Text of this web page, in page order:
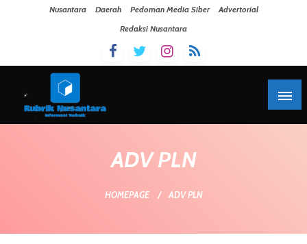
Nusantara Daerah Pedoman Media Siber
Advertorial
Redaksi Nusantara
ADV PLN
HOMEPAGE ADV PLN